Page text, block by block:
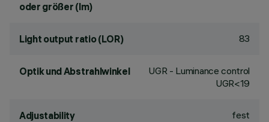
oder größer (lm)
Light output ratio (LOR) 83
Optik und Abstrahlwinkel
UGR - Luminance control
UGR<19
Adjustability fest